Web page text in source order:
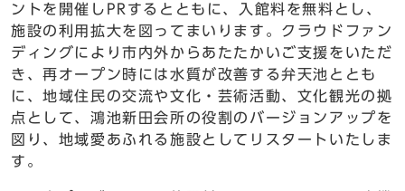
ントを開催しPRするとともに、入館料を無料とし、
施設の利用拡大を図ってまいります。クラウドファン
ディングにより市内外からあたたかいご支援をいただ
き、再オープン時には水質が改善する弁天池ととも
に、地域住民の交流や文化・芸術活動、文化観光の拠
点として、鴻池新田会所の役割のバージョンアップを
図り、地域愛あふれる施設としてリスタートいたしま
す。